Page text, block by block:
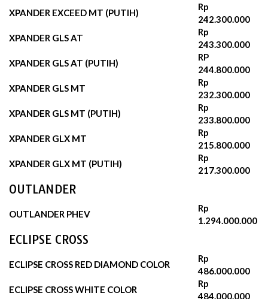
XPANDER EXCEED MT (PUTIH)
Rp
242.300.000‬
XPANDER GLS AT
Rp
243.300.000
XPANDER GLS AT (PUTIH)
RP
244.800.000‬
XPANDER GLS MT
Rp
232.300.000‬
XPANDER GLS MT (PUTIH)
Rp
233.800.000
XPANDER GLX MT
Rp
215.800.000
XPANDER GLX MT (PUTIH)
Rp
217.300.000
OUTLANDER
OUTLANDER PHEV
Rp
1.294.000.000
ECLIPSE CROSS
ECLIPSE CROSS RED DIAMOND COLOR
Rp
486.000.000
ECLIPSE CROSS WHITE COLOR
Rp
484.000.000